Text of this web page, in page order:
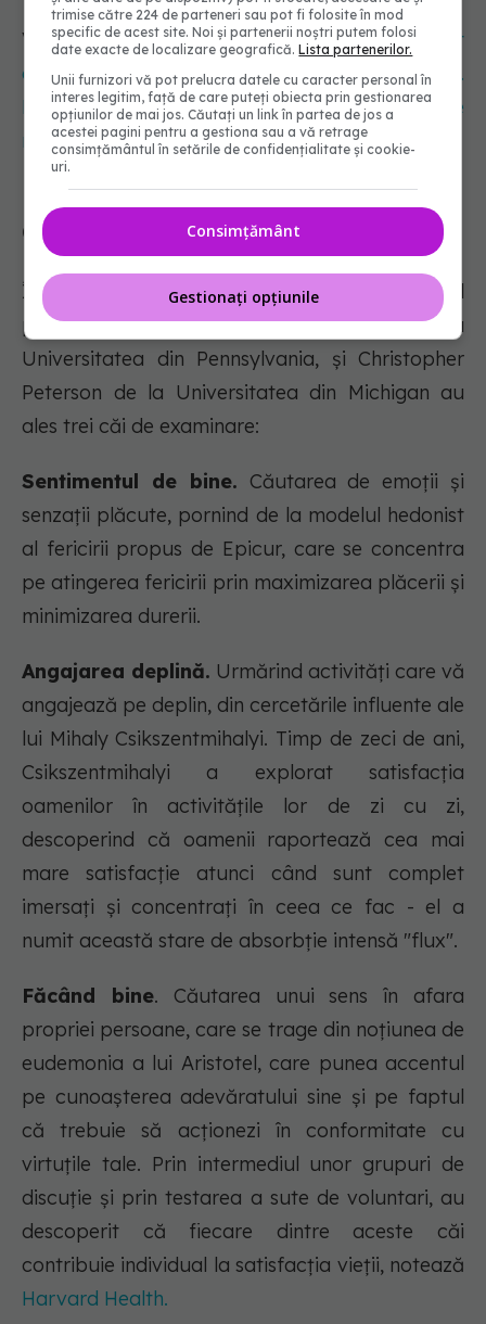
Vezi și:Micropigmentarea buzelor: ce face, cât
durează și cum vă afectează aspectul feței.
Raluca Dollinger: Niciodată nu vom obține
mărirea buzelor
Care este calea spre fericire
Într-o fază timpurie a cercetării în domeniul
psihologiei pozitive, Martin Seligman, psiholog la
Universitatea din Pennsylvania, și Christopher
Peterson de la Universitatea din Michigan au
ales trei căi de examinare:
Sentimentul de bine. Căutarea de emoții și
senzații plăcute, pornind de la modelul hedonist
al fericirii propus de Epicur, care se concentra
pe atingerea fericirii prin maximizarea plăcerii și
minimizarea durerii.
Angajarea deplină. Urmărind activități care vă
angajează pe deplin, din cercetările influente ale
lui Mihaly Csikszentmihalyi. Timp de zeci de ani,
Csikszentmihalyi a explorat satisfacția
oamenilor în activitățile lor de zi cu zi,
descoperind că oamenii raportează cea mai
mare satisfacție atunci când sunt complet
imersați și concentrați în ceea ce fac - el a
numit această stare de absorbție intensă "flux".
Făcând bine. Căutarea unui sens în afara
propriei persoane, care se trage din noțiunea de
eudemonia a lui Aristotel, care punea accentul
pe cunoașterea adevăratului sine și pe faptul
că trebuie să acționezi în conformitate cu
virtuțile tale. Prin intermediul unor grupuri de
discuție și prin testarea a sute de voluntari, au
descoperit că fiecare dintre aceste căi
contribuie individual la satisfacția vieții, notează
Harvard Health.
trimise către 224 de parteneri sau pot fi folosite în mod
specific de acest site. Noi și partenerii noștri putem folosi
date exacte de localizare geografică.Lista partenerilor.
Unii furnizori vă pot prelucra datele cu caracter personal în
interes legitim, față de care puteți obiecta prin gestionarea
opțiunilor de mai jos. Căutați un link în partea de jos a
acestei pagini pentru a gestiona sau a vă retrage
consimțământul în setările de confidențialitate și cookie-
uri.
Consimțământ
Gestionați opțiunile